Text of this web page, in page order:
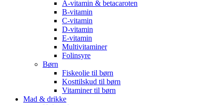
A-vitamin & betacaroten
B-vitamin
C-vitamin
D-vitamin
E-vitamin
Multivitaminer
Folinsyre
Børn
Fiskeolie til børn
Kosttilskud til børn
Vitaminer til børn
Mad & drikke